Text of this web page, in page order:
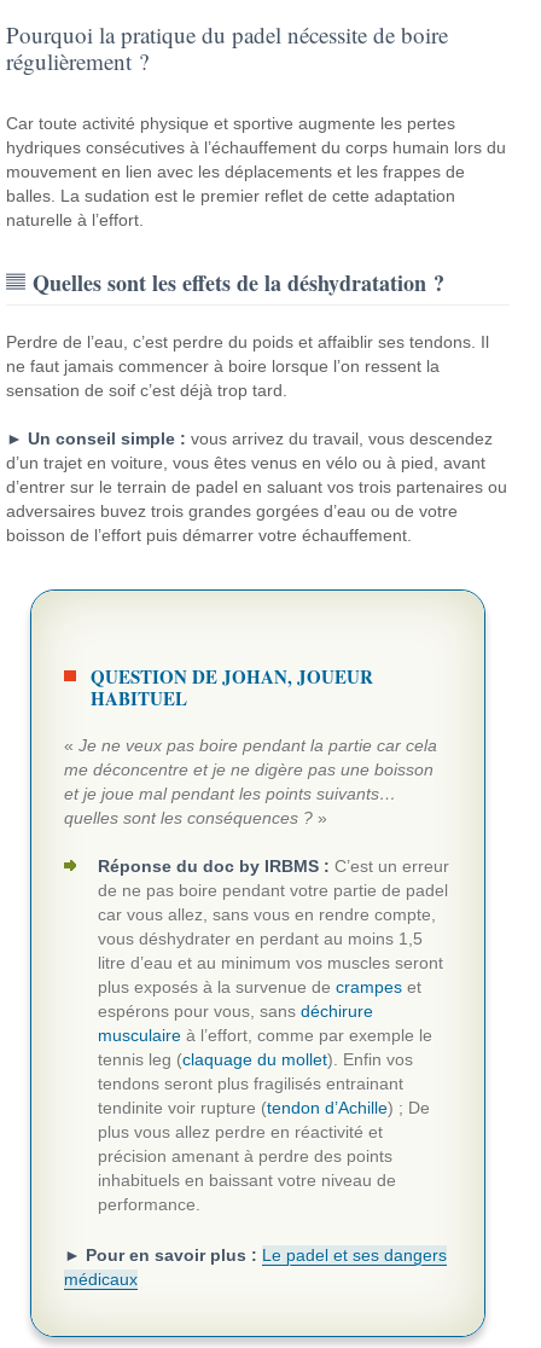
Pourquoi la pratique du padel nécessite de boire
régulièrement ?
Car toute activité physique et sportive augmente les pertes
hydriques consécutives à l’échauffement du corps humain lors du
mouvement en lien avec les déplacements et les frappes de
balles. La sudation est le premier reflet de cette adaptation
naturelle à l’effort.
Quelles sont les effets de la déshydratation ?
Perdre de l’eau, c’est perdre du poids et affaiblir ses tendons. Il
ne faut jamais commencer à boire lorsque l’on ressent la
sensation de soif c’est déjà trop tard.
► Un conseil simple : vous arrivez du travail, vous descendez
d’un trajet en voiture, vous êtes venus en vélo ou à pied, avant
d’entrer sur le terrain de padel en saluant vos trois partenaires ou
adversaires buvez trois grandes gorgées d’eau ou de votre
boisson de l’effort puis démarrer votre échauffement.
QUESTION DE JOHAN, JOUEUR
HABITUEL
«Je ne veux pas boire pendant la partie car cela
me déconcentre et je ne digère pas une boisson
et je joue mal pendant les points suivants…
quelles sont les conséquences ? »
Réponse du doc by IRBMS : C’est un erreur
de ne pas boire pendant votre partie de padel
car vous allez, sans vous en rendre compte,
vous déshydrater en perdant au moins 1,5
litre d’eau et au minimum vos muscles seront
plus exposés à la survenue decrampes et
espérons pour vous, sansdéchirure
musculaire à l’effort, comme par exemple le
tennis leg (claquage du mollet). Enfin vos
tendons seront plus fragilisés entrainant
tendinite voir rupture (tendon d’Achille) ; De
plus vous allez perdre en réactivité et
précision amenant à perdre des points
inhabituels en baissant votre niveau de
performance.
► Pour en savoir plus : Le padel et ses dangers
médicaux